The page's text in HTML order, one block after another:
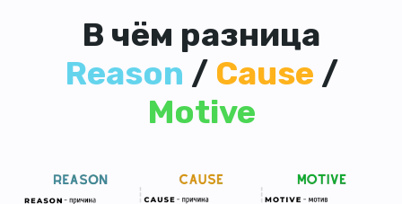
В чём разница
Reason / Cause /
Motive